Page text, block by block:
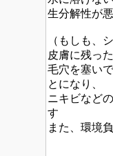
生分解性が
（もしも、
皮膚に残っ
毛穴を塞い
とになり、
ニキビなど
す
また、環境